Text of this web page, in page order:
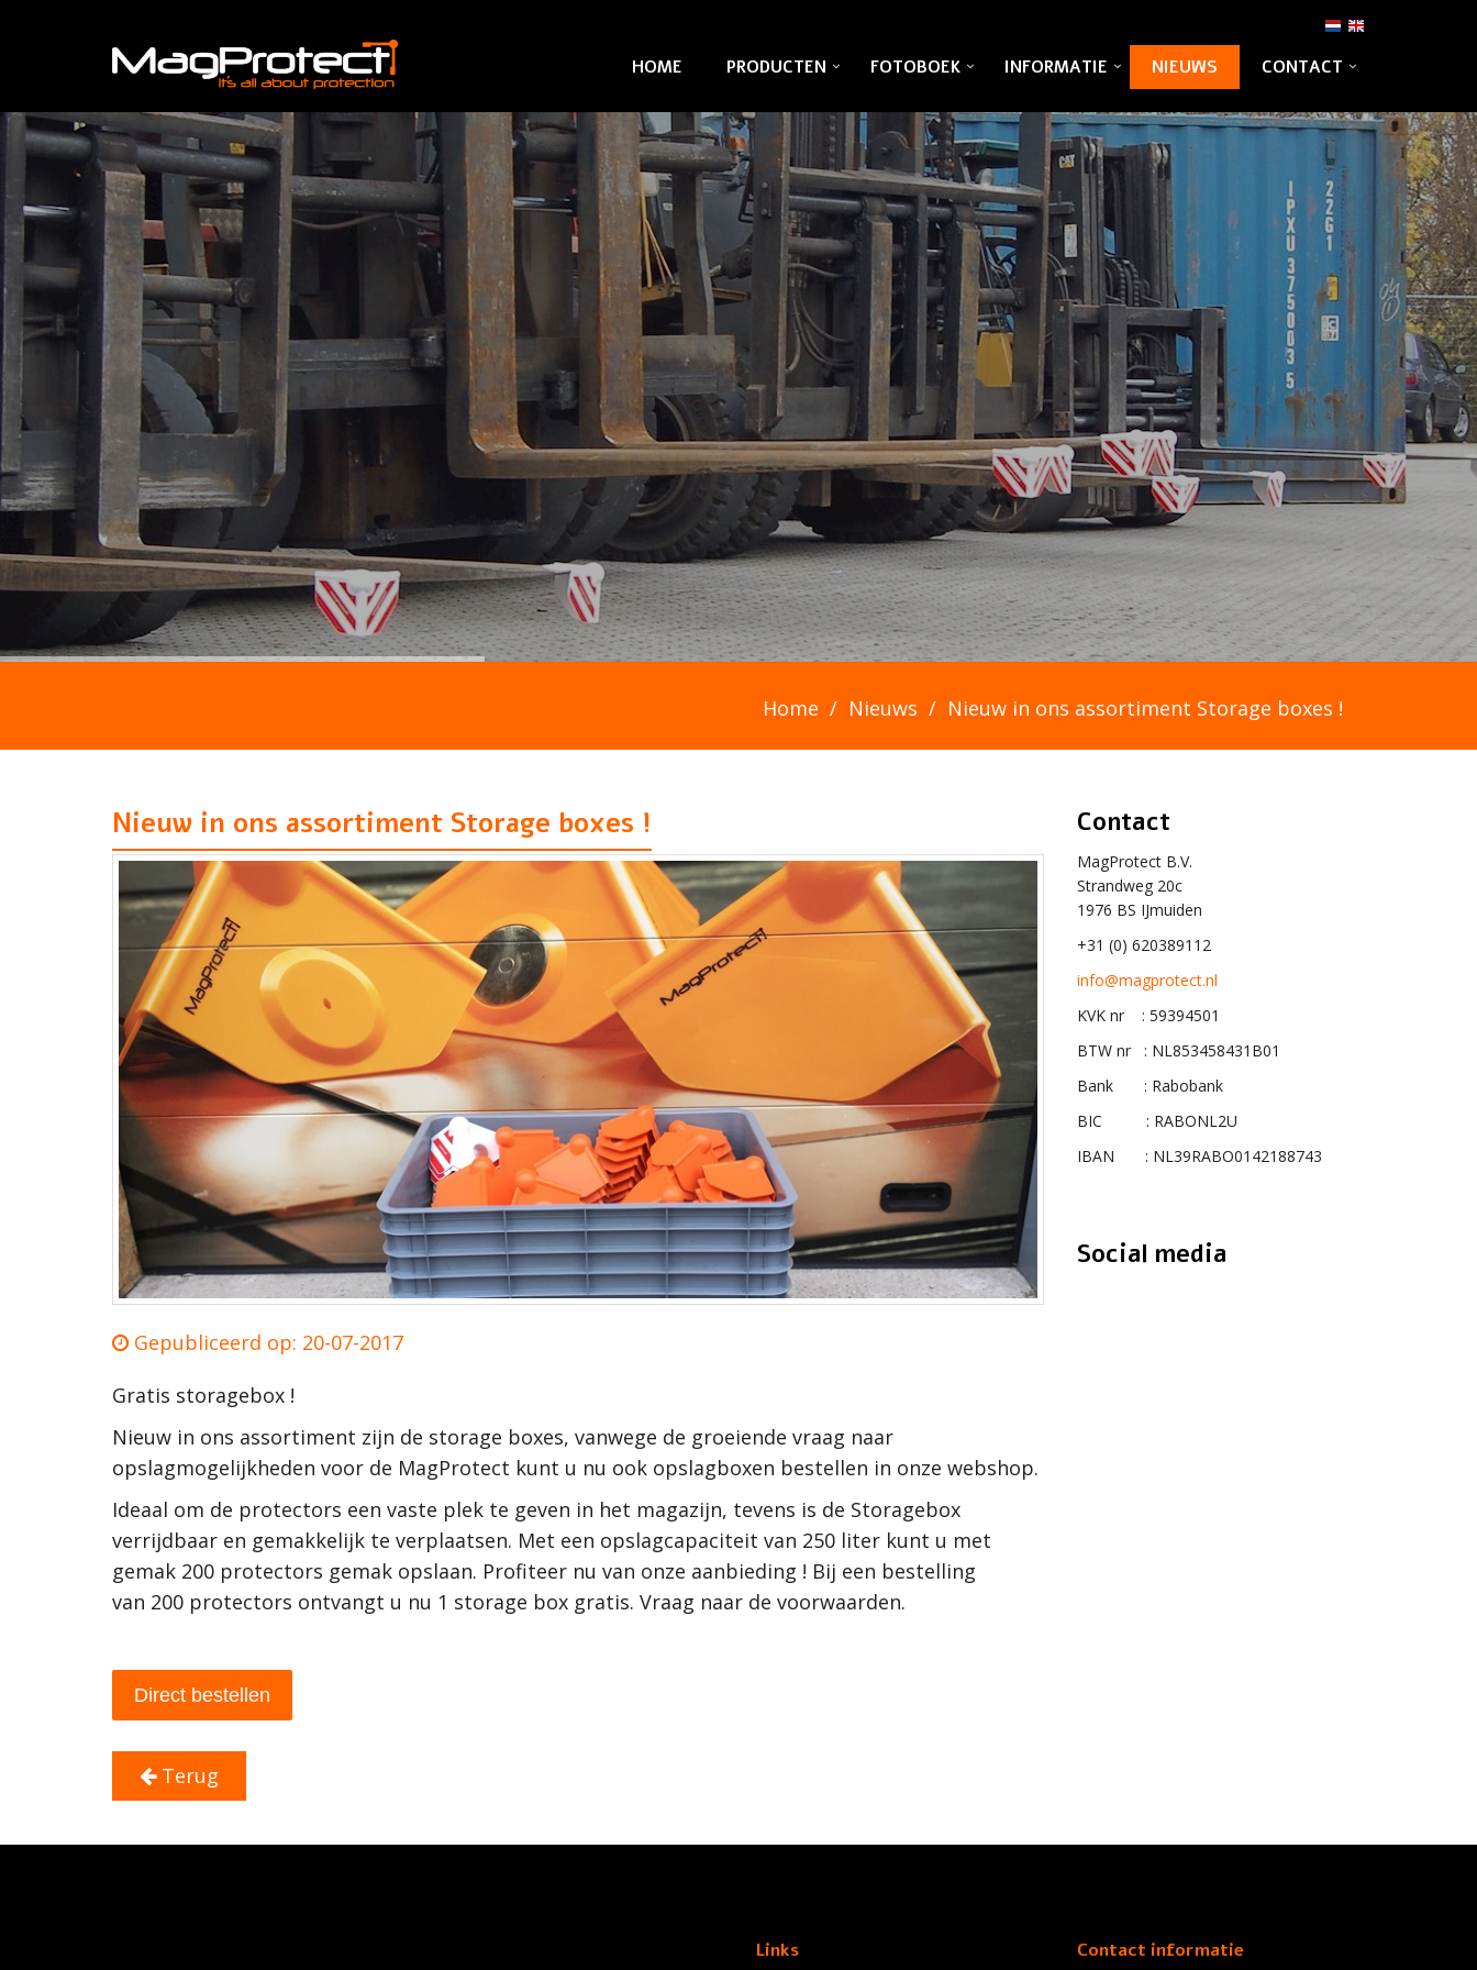
HOME PRODUCTEN FOTOBOEK INFORMATIE NIEUWS CONTACT
Home Nieuws Nieuw in ons assortiment Storage boxes !
Nieuw in ons assortiment Storage boxes !
Gepubliceerd op: 20-07-2017
Gratis storagebox !
Nieuw in ons assortiment zijn de storage boxes, vanwege de groeiende vraag naar
opslagmogelijkheden voor de MagProtect kunt u nu ook opslagboxen bestellen in onze webshop.
Ideaal om de protectors een vaste plek te geven in het magazijn, tevens is de Storagebox
verrijdbaar en gemakkelijk te verplaatsen. Met een opslagcapaciteit van 250 liter kunt u met
gemak 200 protectors gemak opslaan. Profiteer nu van onze aanbieding ! Bij een bestelling
van 200 protectors ontvangt u nu 1 storage box gratis. Vraag naar de voorwaarden.
Direct bestellen
Terug
Contact
MagProtect B.V.
Strandweg 20c
1976 BS IJmuiden
+31 (0) 620389112
info@magprotect.nl
KVK nr : 59394501
BTW nr : NL853458431B01
Bank : Rabobank
BIC : RABONL2U
IBAN : NL39RABO0142188743
Social media
Links Contact informatie